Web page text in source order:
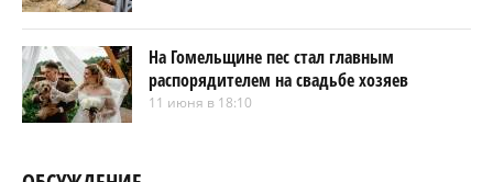
На Гомельщине пес стал главным
распорядителем на свадьбе хозяев
11 июня в 18:10